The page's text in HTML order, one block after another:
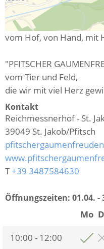
vom Hof, von Hand, mit
"PFITSCHER
vom Tier und Feld,
die wir mit viel Herz
Kontakt
Reichmessnerhof - St.
39049 St. Jakob/Pfitsch
T+39 3487584630
Öffnungszeiten: 01.04. -
Mo
10:00 - 12:00